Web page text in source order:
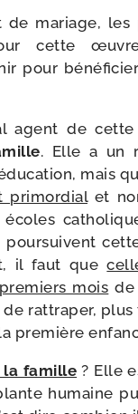
de mariage,
cette œuvre
pour
agent de
. Elle a un
mais
pri­mor­dialet
pour­suivent
il faut que
mois de
rat­tra­per, plus
pre­mière
la famille ? Elle
humaine